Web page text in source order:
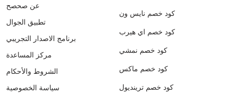
عن صحصح
تطبيق الجوال
برنامج الاصدار التجريبي
مركز المساعدة
الشروط والأحكام
سياسة الخصوصية
كود خصم نايس ون
كود خصم اي هيرب
كود خصم نمشي
كود خصم ماكس
كود خصم ترينديول